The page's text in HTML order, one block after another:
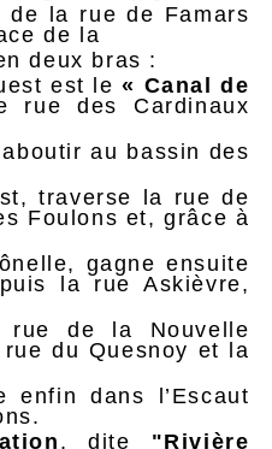
la rue de Famars
de la
deux bras :
est le« Canal de
rue des Cardinaux
au bassin des
traverse la rue de
Foulons et, grâce à
gagne ensuite
la rue Askièvre,
rue de la Nouvelle
du Quesnoy et la
enfin dans l’Escaut
, dite "Rivière